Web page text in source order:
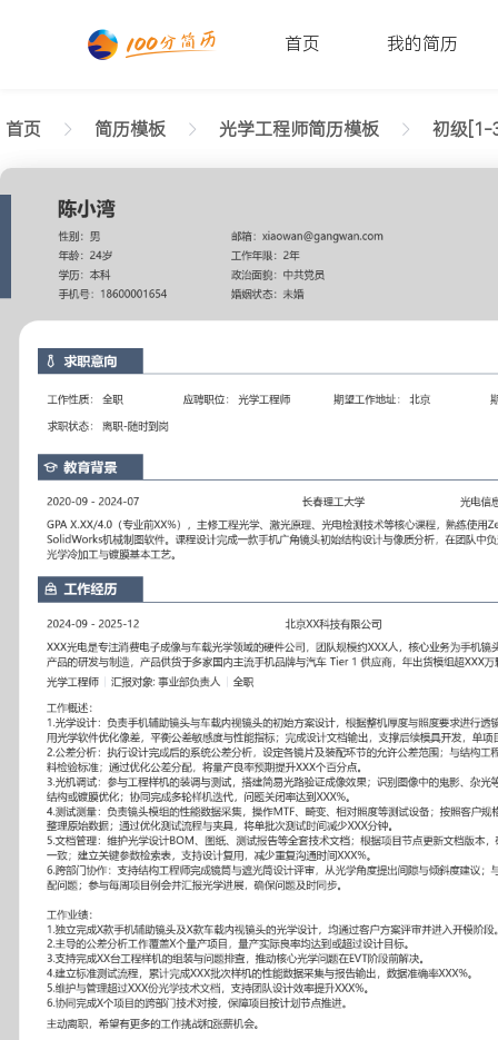
首页 我的简历
首页 简历模板 光学工程师简历模板 初级[1-
正在查看初级光学工程师清晰简历模板文字版
陈小湾
性别: 男年龄: 26 学历: 本科婚姻状态: 未婚 工作年限: 4年 政治面貌: 党
邮箱: xiaowan@gangwan.com
求职意向
工作性质: 全职应聘职位: 光学工程师期望工作地址: 北京期望薪资:
求职状态: 离职-随时到岗
工作经历
2024-09 - 2025-12
XXX光电是专注消费电子成像与车载光学领域的硬件公司，团队规
为手机镜头模组、车载传感与3D视觉产品的研发与制造，产品供货
牌与汽车 Tier 1 供应商，年出货模组超XXX万颗。
光学工程师汇报对象：部门总监
工作概述：
1.光学设计：负责手机辅助镜头与车载内视镜头的初始方案设计，
求进行透镜选型与初始结构搭建；使用光学软件优化像差，平衡公
完成设计文档输出，支撑后续模具开发，单项目设计周期缩短XXX%
2.公差分析：执行设计完成后的系统公差分析，设定各镜片及装配
与结构工程师核对关键尺寸，制定来料检验标准；通过优化公差分
升XXX个百分点。